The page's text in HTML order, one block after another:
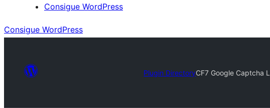
Consigue WordPress
Consigue WordPress
Plugin DirectoryCF7 Google Captcha